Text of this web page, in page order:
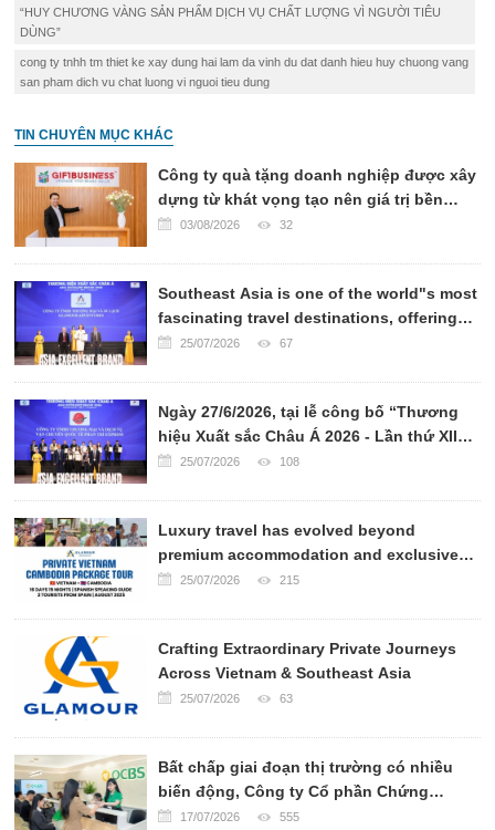
“HUY CHƯƠNG VÀNG SẢN PHẨM DỊCH VỤ CHẤT LƯỢNG VÌ NGƯỜI TIÊU
DÙNG”
cong ty tnhh tm thiet ke xay dung hai lam da vinh du dat danh hieu huy chuong vang
san pham dich vu chat luong vi nguoi tieu dung
TIN CHUYÊN MỤC KHÁC
Công ty quà tặng doanh nghiệp được xây
dựng từ khát vọng tạo nên giá trị bền
vững03/08/2026 32
Southeast Asia is one of the world"s most
fascinating travel destinations, offering
breathtaking landscapes, rich cultural
25/07/2026 67
Ngày 27/6/2026, tại lễ công bố “Thương
hiệu Xuất sắc Châu Á 2026 - Lần thứ XII”,
CÔNG TY VẬN CHUYỂN QUỐC TẾ PHAN
CHUYỂN UY TÍN CHÂU Á 2026.
25/07/2026 108
Luxury travel has evolved beyond
premium accommodation and exclusive
transportation. Today, sophisticated
cultural connections.
25/07/2026 215
Crafting Extraordinary Private Journeys
Across Vietnam & Southeast Asia
25/07/2026 63
Bất chấp giai đoạn thị trường có nhiều
biến động, Công ty Cổ phần Chứng
khoán OCBS (OCBS) vừa công bố báo cáo
17/07/2026 555